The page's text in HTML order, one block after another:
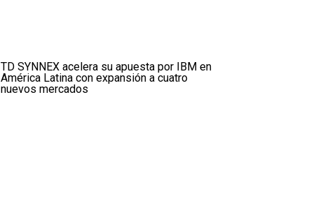
TD SYNNEX acelera su apuesta por IBM en
América Latina con expansión a cuatro
nuevos mercados